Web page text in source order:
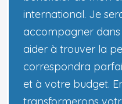
international. Je
accompagner
aider à trouver la
correspondra
et à votre budget.